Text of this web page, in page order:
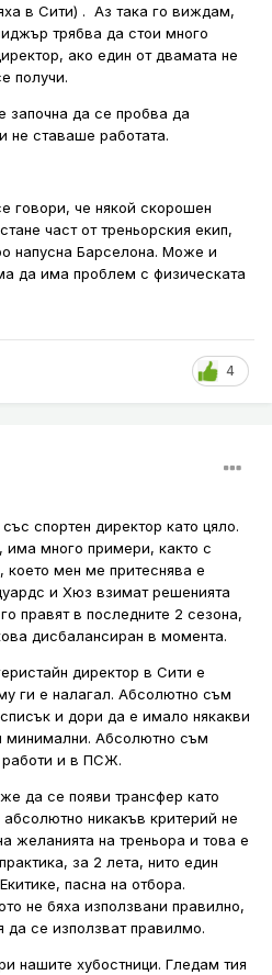
в Сити) . Аз така го виждам,
трябва да стои много
ако един от двамата не
получи.
да се пробва да
не ставаше работата.
говори, че някой скорошен
част от треньорския екип,
напусна Барселона. Moже и
да има проблем с физическата
4
спортен директор като цяло.
има много примери, както с
мен ме притеснява е
и Хюз взимат решенията
правят в последните 2 сезона,
дисбалансиран в момента.
директор в Сити е
ги е налагал. Абсолютно съм
и дори да е имало някакви
минимални. Абсолютно съм
работи и в ПСЖ.
да се появи трансфер като
никакъв критерий не
желанията на треньора и това е
за 2 лета, нито един
пасна на отбора.
не бяха използвани правилно,
се използват правилмо.
нашите хубостници. Гледам тия